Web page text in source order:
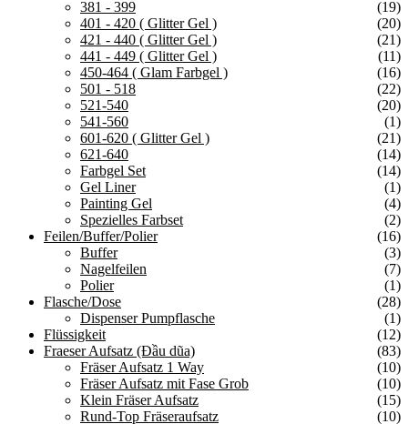
381 - 399
(19)
401 - 420 ( Glitter Gel )
(20)
421 - 440 ( Glitter Gel )
(21)
441 - 449 ( Glitter Gel )
(11)
450-464 ( Glam Farbgel )
(16)
501 - 518
(22)
521-540
(20)
541-560
(1)
601-620 ( Glitter Gel )
(21)
621-640
(14)
Farbgel Set
(14)
Gel Liner
(1)
Painting Gel
(4)
Spezielles Farbset
(2)
Feilen/Buffer/Polier
(16)
Buffer
(3)
Nagelfeilen
(7)
Polier
(1)
Flasche/Dose
(28)
Dispenser Pumpflasche
(1)
Flüssigkeit
(12)
Fraeser Aufsatz (Đầu dũa)
(83)
Fräser Aufsatz 1 Way
(10)
Fräser Aufsatz mit Fase Grob
(10)
Klein Fräser Aufsatz
(15)
Rund-Top Fräseraufsatz
(10)